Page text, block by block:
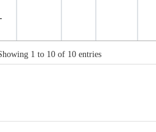
1 to 10 of 10 entries